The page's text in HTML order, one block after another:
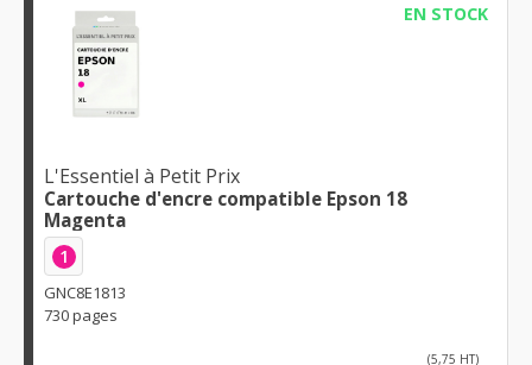
EN STOCK
L'Essentiel à Petit Prix
Cartouche d'encre compatible Epson 18
Magenta
1
GNC8E1813
730 pages
(5,75 HT)